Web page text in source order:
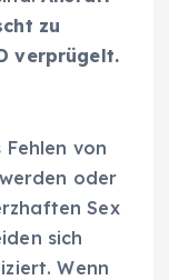
zu
verprügelt.
von
oder
Sex
sich
Wenn